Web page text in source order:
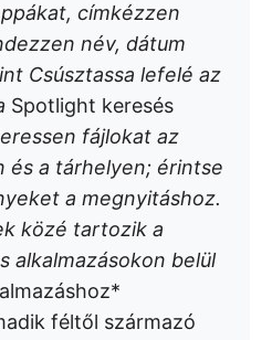
címkézzen
név, dátum
Csúsztassa lefelé az
Spotlight keresés
fájlokat az
és a tárhelyen; érintse
a megnyitáshoz.
közé tartozik a
alkalmazásokon belül
féltől származó